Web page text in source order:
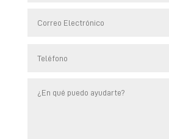
favor,
campo